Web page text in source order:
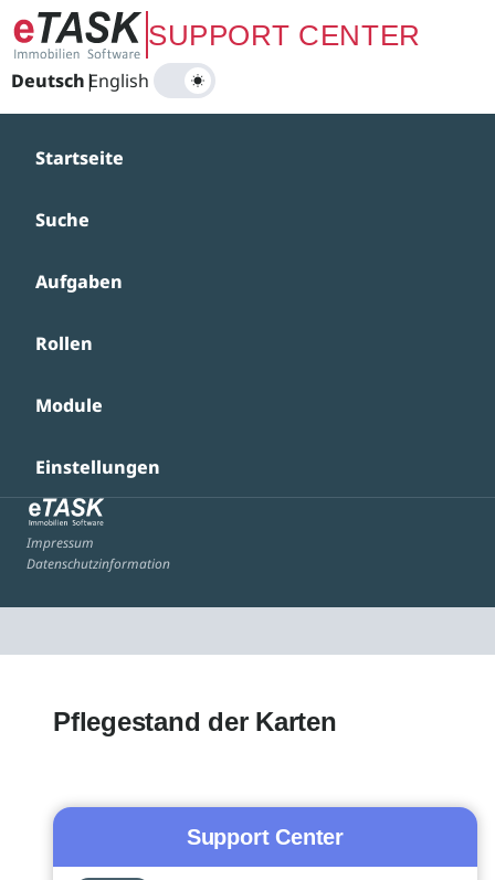
Zum Hauptinhalt springenSUPPORT CENTER
Deutsch|
English
Startseite
Suche
Aufgaben
Rollen
Module
Einstellungen
Impressum
Datenschutzinformation
Pflegestand der Karten
Support Center